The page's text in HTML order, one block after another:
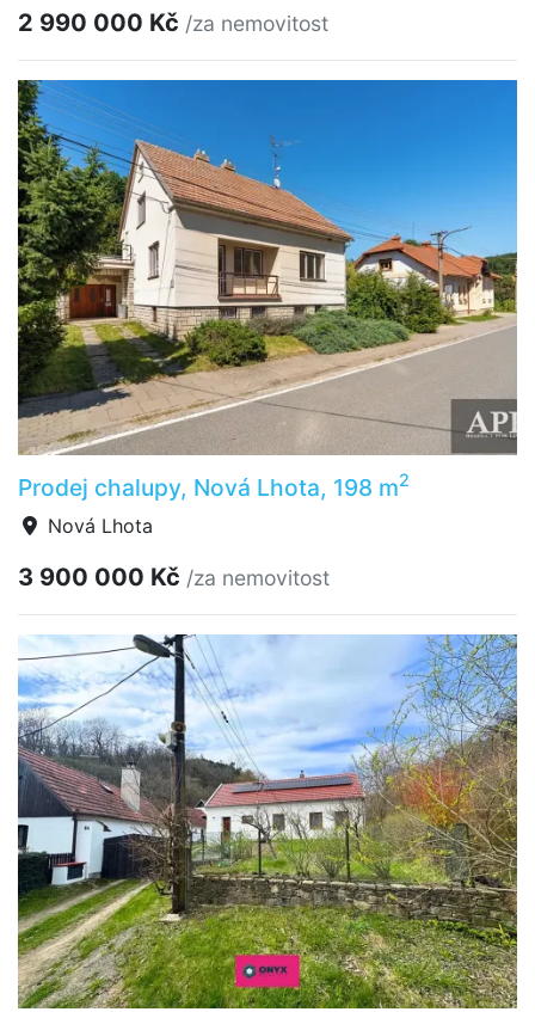
2 990 000 Kč /za nemovitost
Prodej chalupy, Nová Lhota, 198 m2
Nová Lhota
3 900 000 Kč /za nemovitost